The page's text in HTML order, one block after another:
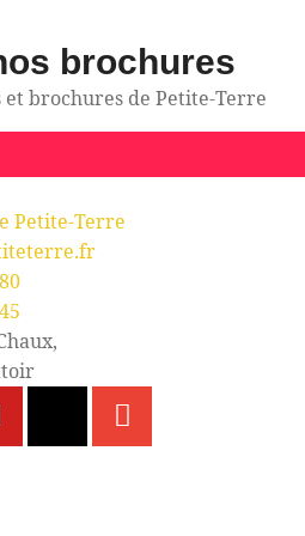
brochures
brochures de Petite-Terre